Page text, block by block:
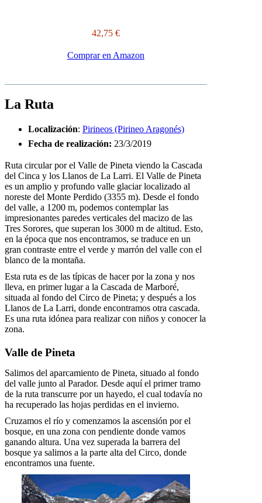
42,75 €
Comprar en Amazon
La Ruta
Localización: Pirineos (Pirineo Aragonés)
Fecha de realización: 23/3/2019
Ruta circular por el Valle de Pineta viendo la Cascada
del Cinca y los Llanos de La Larri. El Valle de Pineta
es un amplio y profundo valle glaciar localizado al
noreste del Monte Perdido (3355 m). Desde el fondo
del valle, a 1200 m, podemos contemplar las
impresionantes paredes verticales del macizo de las
Tres Sorores, que superan los 3000 m de altitud. Esto,
en la época que nos encontramos, se traduce en un
gran contraste entre el verde y marrón del valle con el
blanco de la montaña.
Esta ruta es de las típicas de hacer por la zona y nos
lleva, en primer lugar a la Cascada de Marboré,
situada al fondo del Circo de Pineta; y después a los
Llanos de La Larri, donde encontramos otra cascada.
Es una ruta idónea para realizar con niños y conocer la
zona.
Valle de Pineta
Salimos del aparcamiento de Pineta, situado al fondo
del valle junto al Parador. Desde aquí el primer tramo
de la ruta transcurre por un hayedo, el cual todavía no
ha recuperado las hojas perdidas en el invierno.
Cruzamos el río y comenzamos la ascensión por el
bosque, en una zona con pendiente donde vamos
ganando altura. Una vez superada la barrera del
bosque ya salimos a la parte alta del Circo, donde
encontramos una fuente.